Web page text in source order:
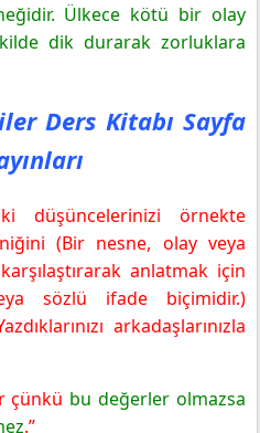
Ülkece kötü bir olay
dik durarak zorluklara
Ders Kitabı Sayfa
düşüncelerinizi örnekte
(Bir nesne, olay veya
anlatmak için
sözlü ifade biçimidir.)
arkadaşlarınızla
çünkü bu değerler olmazsa
.”